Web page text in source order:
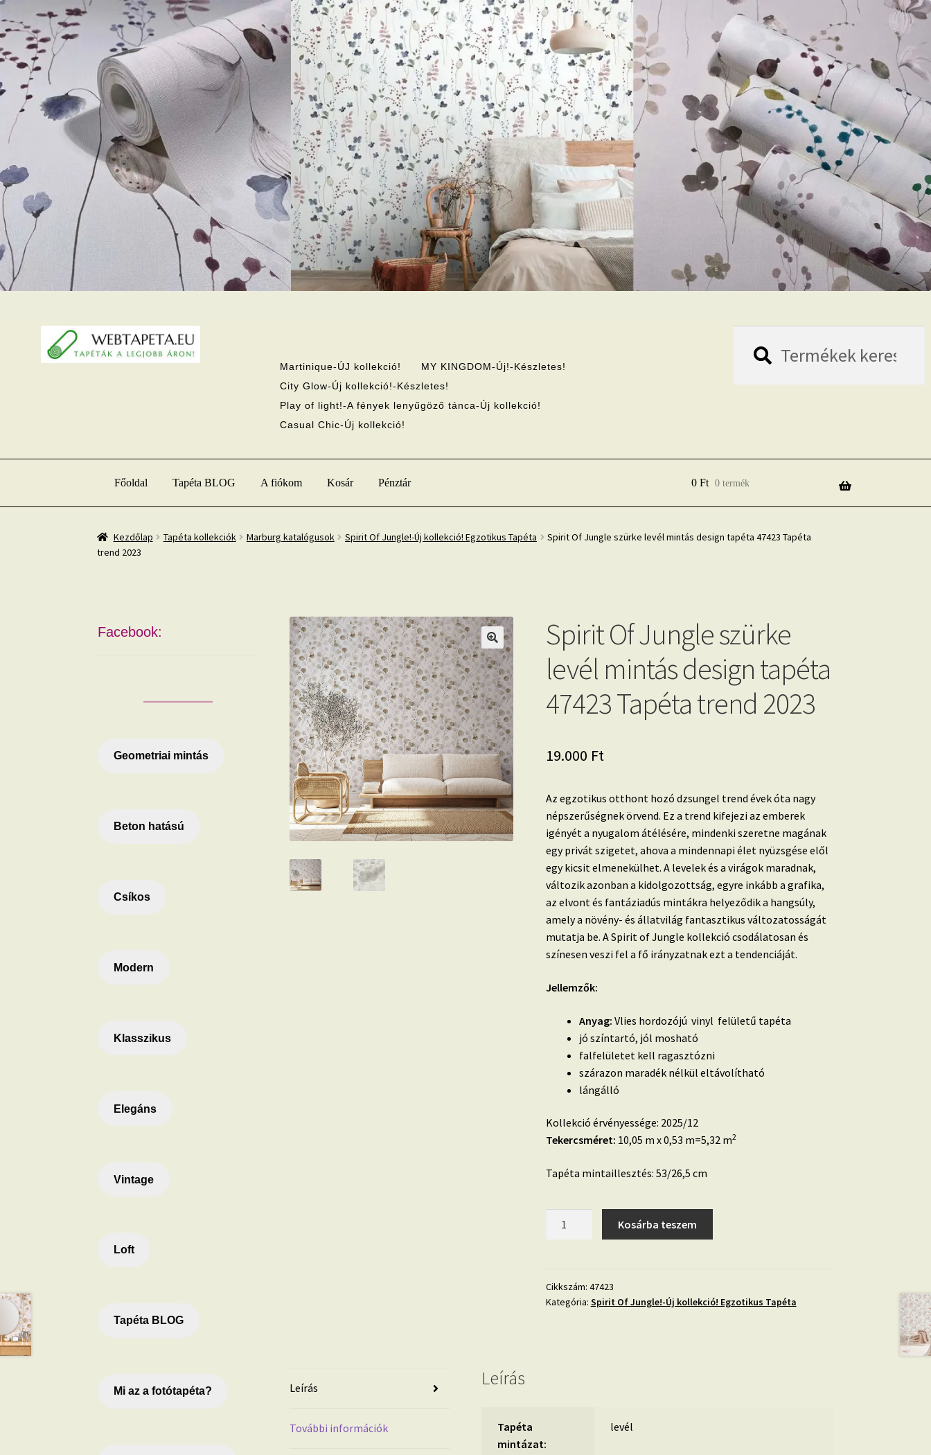
Ugrás
a
navigációhoz
Kilépés
a
tartalomba
Martinique-ÚJ kollekció!
MY KINGDOM-Új!-Készletes!
City Glow-Új kollekció!-Készletes!
Play of light!-A fények lenyűgöző tánca-Új kollekció!
Casual Chic-Új kollekció!
Keresés
következőre:
Főoldal Tapéta BLOG A fiókom Kosár Pénztár 0 Ft 0 termék
Kezdőlap Tapéta kollekciók Marburg katalógusok Spirit Of Jungle!-Új kollekció! Egzotikus Tapéta
Spirit Of Jungle szürke levél mintás design tapéta 47423 Tapéta
trend 2023
Spirit Of Jungle szürke
levél mintás design tapéta
47423 Tapéta trend 2023
19.000 Ft
Az egzotikus otthont hozó dzsungel trend évek óta nagy
népszerűségnek örvend. Ez a trend kifejezi az emberek
igényét a nyugalom átélésére, mindenki szeretne magának
egy privát szigetet, ahova a mindennapi élet nyüzsgése elől
egy kicsit elmenekülhet. Alevelek és a virágok maradnak,
változik azonban a kidolgozottság, egyre inkább a grafika,
az elvont és fantáziadús mintákra helyeződik a hangsúly,
amely a növény- és állatvilág fantasztikus változatosságát
mutatja be. A Spirit of Jungle kollekció csodálatosan és
színesen veszi fel a fő irányzatnak ezt a tendenciáját.
Jellemzők:
Anyag: Vlies hordozójú vinyl felületű tapéta
jó színtartó, jól mosható
falfelületet kell ragasztózni
szárazon maradék nélkül eltávolítható
lángálló
Kollekció érvényessége: 2025/12
Tekercsméret: 10,05 m x 0,53 m=5,32 m2
Tapéta mintaillesztés: 53/26,5 cm
levél
mintás
Kosárba teszem
Cikkszám: 47423
Kategória: Spirit Of Jungle!-Új kollekció! Egzotikus Tapéta
Leírás
További információk
Leírás
Tapéta
mintázat:
levél
Facebook:
Geometriai mintás
Beton hatású
Csíkos
Modern
Klasszikus
Elegáns
Vintage
Loft
Tapéta BLOG
Mi az a fotótapéta?